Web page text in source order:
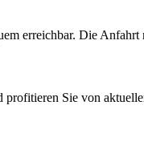
erreichbar. Die
profitieren Sie von